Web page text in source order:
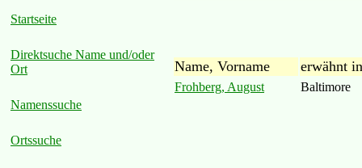
Startseite
Direktsuche Name und/oder
Ort
Namenssuche
Ortssuche
Name, Vorname erwähnt in
Frohberg, August Baltimore